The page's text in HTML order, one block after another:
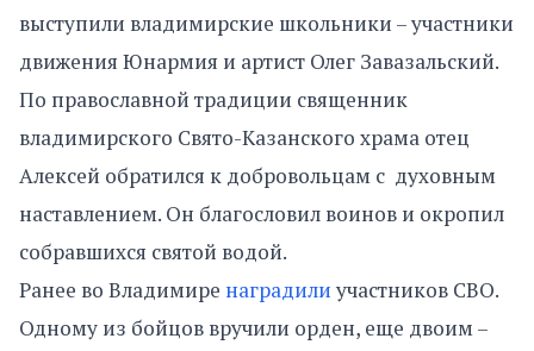
выступили владимирские школьники – участники
движения Юнармия и артист Олег Завазальский.
​По православной традиции священник
владимирского Свято-Казанского храма отец
Алексей обратился к добровольцам с духовным
наставлением. Он благословил воинов и окропил
собравшихся святой водой.​
Ранее во Владимире наградили участников СВО.
Одному из бойцов вручили орден, еще двоим –